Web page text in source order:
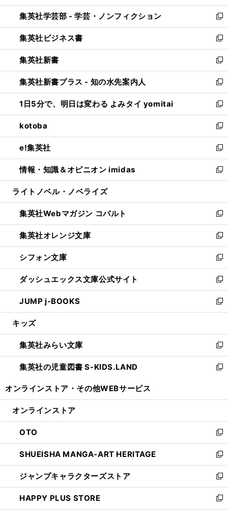
開
く
ウ
で
開
く
ン
ド
ウ
で
開
く
ウ
ィ
ン
ド
ウ
で
開
く
集英社学芸部 - 学芸・ノンフィクション
新
し
い
ウ
ィ
ン
ド
ウ
で
開
く
集英社ビジネス書
新
し
い
ウ
ィ
ン
ド
ウ
で
開
く
集英社新書
新
し
い
ウ
ィ
ン
ド
ウ
で
開
く
集英社新書プラス - 知の水先案内人
新
し
い
ウ
ィ
ン
ド
ウ
で
開
1日5分で、明日は変わる よみタイ yomitai
新
し
い
ウ
ィ
ン
ド
ウ
開
く
kotoba
新
し
い
ウ
ィ
ン
ウ
で
開
く
e!集英社
新
し
い
ウ
ン
ド
ウ
で
開
く
情報・知識＆オピニオン imidas
新
し
ウ
ィ
ン
ド
ウ
で
開
く
ライトノベル・ノベライズ
集英社Webマガジン コバルト
新
し
い
ウ
ィ
ン
ド
ウ
で
開
集英社オレンジ文庫
新
し
い
ウ
ィ
ン
ド
ウ
開
く
シフォン文庫
新
し
い
ウ
ィ
ン
ウ
で
開
く
ダッシュエックス文庫公式サイト
新
し
い
ウ
ン
ド
ウ
で
JUMP j-BOOKS
新
し
ウ
ィ
ン
ド
開
キッズ
集英社みらい文庫
新
し
い
ン
ウ
で
開
く
集英社の児童図書 S-KIDS.LAND
新
ウ
ン
ド
ウ
で
開
く
オンラインストア・ その他WEBサービス
オンラインストア
OTO
新
し
い
ウ
ィ
ン
ド
SHUEISHA MANGA-ART HERITAGE
新
し
い
ウ
ィ
ジャンプキャラクターズストア
新
し
い
HAPPY PLUS STORE
新